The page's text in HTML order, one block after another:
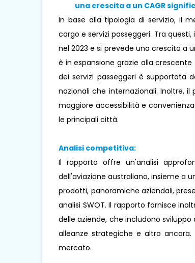
una crescita a un CAGR
In base alla tipologia di servizio, il
cargo e servizi passeggeri. Tra
nel 2023 e si prevede una crescita a
è in espansione grazie alla
dei servizi passeggeri è supportata
nazionali che internazionali. Inoltre,
maggiore accessibilità e
le principali città.
Analisi competitiva:
Il rapporto offre un'analisi
dell'aviazione australiano, insieme a
prodotti, panoramiche aziendali,
analisi SWOT. Il rapporto fornisce
delle aziende, che includono
alleanze strategiche e altro
mercato.